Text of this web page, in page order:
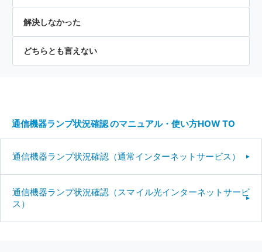
解決しなかった
どちらとも言えない
通信機器ランプ状況確認 のマニュアル・使い方HOW TO
通信機器ランプ状況確認（通常インターネットサービス）
通信機器ランプ状況確認（スマイル光インターネットサービ
ス）